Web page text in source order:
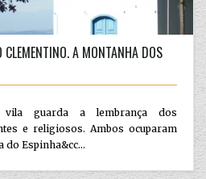
A MONTANHA DOS
guarda a lembrança dos
e religiosos. Ambos ocuparam
do Espinha&cc...